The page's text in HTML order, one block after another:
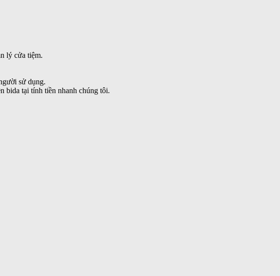
lý cửa tiệm.
sử dụng.
bida tại tính tiền nhanh chúng tôi.